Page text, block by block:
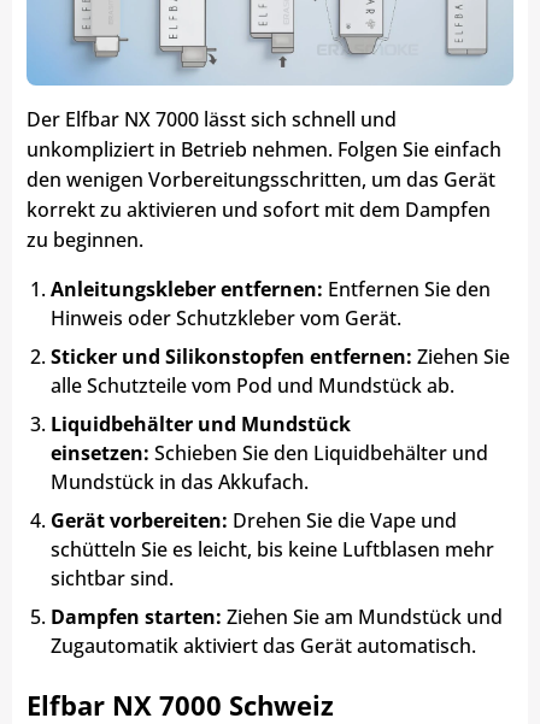
Der Elfbar NX 7000 lässt sich schnell und
unkompliziert in Betrieb nehmen. Folgen Sie einfach
den wenigen Vorbereitungsschritten, um das Gerät
korrekt zu aktivieren und sofort mit dem Dampfen
zu beginnen.
Anleitungskleber entfernen: Entfernen Sie den
Hinweis oder Schutzkleber vom Gerät.
Sticker und Silikonstopfen entfernen: Ziehen Sie
alle Schutzteile vom Pod und Mundstück ab.
Liquidbehälter und Mundstück
einsetzen: Schieben Sie den Liquidbehälter und
Mundstück in das Akkufach.
Gerät vorbereiten: Drehen Sie die Vape und
schütteln Sie es leicht, bis keine Luftblasen mehr
sichtbar sind.
Dampfen starten: Ziehen Sie am Mundstück und
Zugautomatik aktiviert das Gerät automatisch.
Elfbar NX 7000 Schweiz